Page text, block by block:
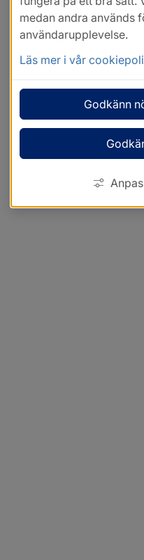
medan andra används
användarupplevelse.
Läs mer i vår
Godkänn